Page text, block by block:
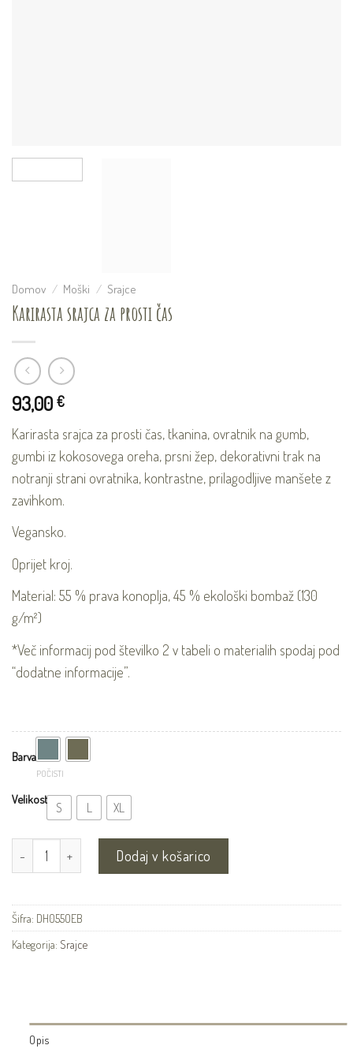
Domov / Moški / Srajce
Karirasta srajca za prosti čas
93,00 €
Karirasta srajca za prosti čas, tkanina, ovratnik na gumb,
gumbi iz kokosovega oreha, prsni žep, dekorativni trak na
notranji strani ovratnika, kontrastne, prilagodljive manšete z
zavihkom.
Vegansko.
Oprijet kroj.
Material: 55 % prava konoplja, 45 % ekološki bombaž (130
g/m²)
*Več informacij pod številko 2 v tabeli o materialih spodaj pod
“dodatne informacije”.
Velikost
S L XL
Barva
POČISTI
Karirasta srajca za prosti čas količina
Dodaj v košarico
Šifra: DH055OEB
Kategorija: Srajce
Opis